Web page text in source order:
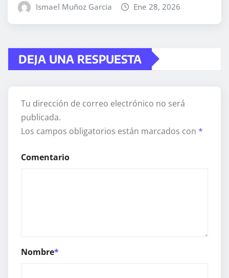
Ismael Muñoz Garcia Ene 28, 2026
DEJA UNA RESPUESTA
Tu dirección de correo electrónico no será
publicada.
Los campos obligatorios están marcados con *
Comentario
Nombre*